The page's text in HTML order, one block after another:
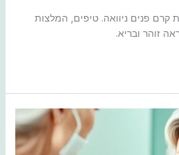
פנים ניוואה. טיפים, המלצות
זוהר ובריא.